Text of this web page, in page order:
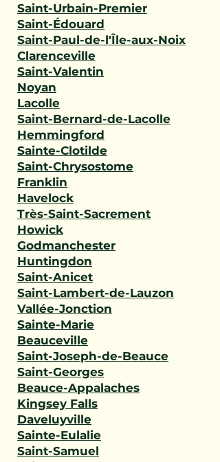
Saint-Urbain-Premier
Saint-Édouard
Saint-Paul-de-l'Île-aux-Noix
Clarenceville
Saint-Valentin
Noyan
Lacolle
Saint-Bernard-de-Lacolle
Hemmingford
Sainte-Clotilde
Saint-Chrysostome
Franklin
Havelock
Très-Saint-Sacrement
Howick
Godmanchester
Huntingdon
Saint-Anicet
Saint-Lambert-de-Lauzon
Vallée-Jonction
Sainte-Marie
Beauceville
Saint-Joseph-de-Beauce
Saint-Georges
Beauce-Appalaches
Kingsey Falls
Daveluyville
Sainte-Eulalie
Saint-Samuel